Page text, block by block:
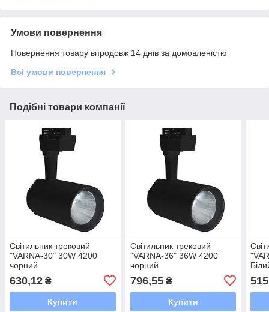
Умови повернення
Повернення товару впродовж 14 днів за домовленістю
Всі умови повернення
Подібні товари компанії
Світильник трековий
"VARNA-30" 30W 4200
чорний
630,12 ₴
Купити
Світильник трековий
"VARNA-36" 36W 4200
чорний
796,55₴
Купити